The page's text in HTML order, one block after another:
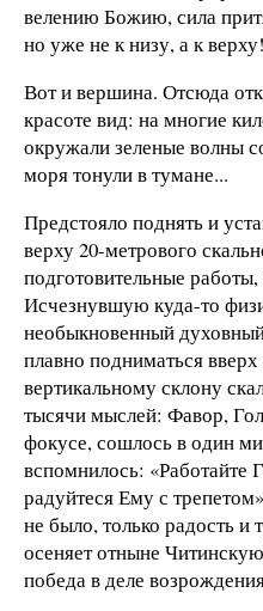
велению Божию, сила
но уже не к низу, а к верху!
Вот и вершина. Отсюда
красоте вид: на многие
окружали зеленые волны
моря тонули в тумане...
Предстояло поднять и
верху 20-метрового
подготовительные
Исчезнувшую куда-то
необыкновенный
плавно подниматься
вертикальному склону
тысячи мыслей: Фавор,
фокусе, сошлось в один
вспомнилось: «Работайте
радуйтеся Ему с
не было, только радость
осеняет отныне
победа в деле